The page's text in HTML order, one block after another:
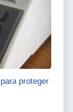
proteger